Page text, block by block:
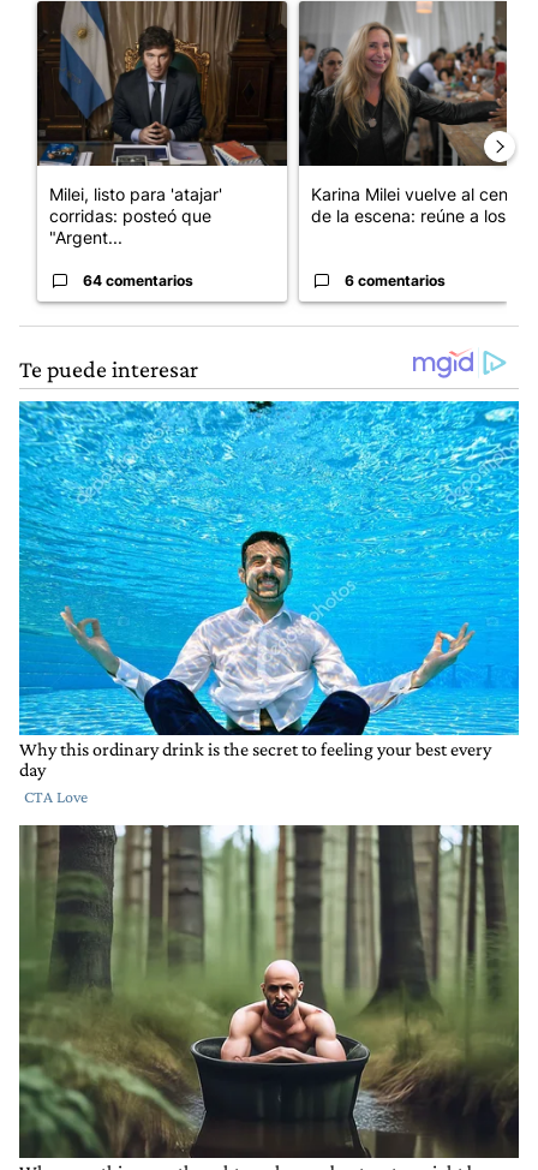
Un artículo de tendencia con el título "Milei, listo para 'atajar'
Milei, listo para 'atajar'
corridas: posteó que
"Argent...
64 comentarios
Un artículo de tendencia
Karina Milei vuelve al centro
de la escena: reúne a los...
6 comentarios